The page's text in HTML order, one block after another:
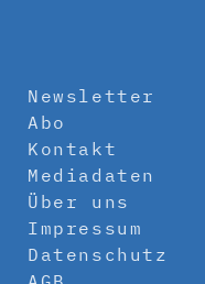
Newsletter
Abo
Kontakt
Mediadaten
Über uns
Impressum
Datenschutz